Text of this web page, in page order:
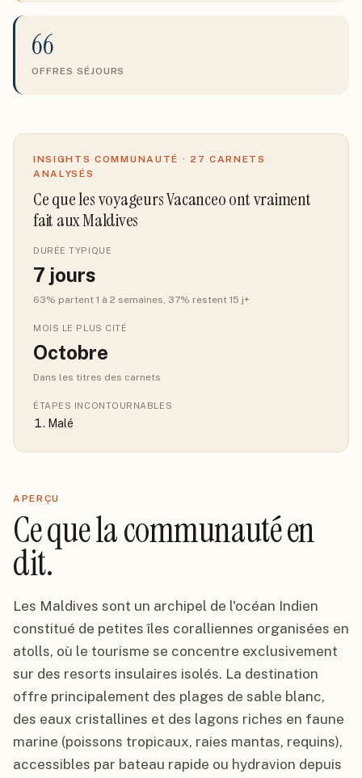
66
OFFRES SÉJOURS
INSIGHTS COMMUNAUTÉ · 27 CARNETS
ANALYSÉS
Ce que les voyageurs Vacanceo ont vraiment
fait aux Maldives
DURÉE TYPIQUE
7 jours
63% partent 1 à 2 semaines, 37% restent 15 j+
MOIS LE PLUS CITÉ
Octobre
Dans les titres des carnets
ÉTAPES INCONTOURNABLES
Malé
APERÇU
Ce que la communauté en
dit.
Les Maldives sont un archipel de l'océan Indien
constitué de petites îles coralliennes organisées en
atolls, où le tourisme se concentre exclusivement
sur des resorts insulaires isolés. La destination
offre principalement des plages de sable blanc,
des eaux cristallines et des lagons riches en faune
marine (poissons tropicaux, raies mantas, requins),
accessibles par bateau rapide ou hydravion depuis